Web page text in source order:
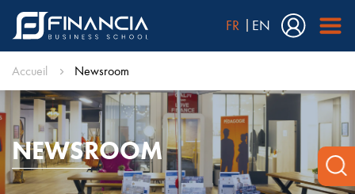
FR EN
Accueil Newsroom
NEWSROOM